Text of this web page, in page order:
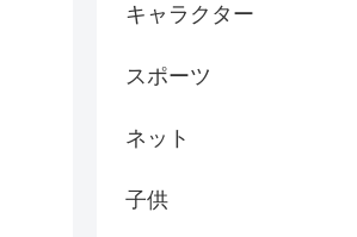
キャラクター
スポーツ
ネット
子供